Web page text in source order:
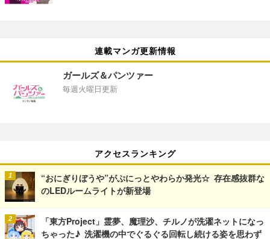
連載マンガ更新情報
ガールズ＆パンツァー
毎週火曜日更新
アクセスランキング
“おにぎりぼうや”がぷにっとやわらか発光☆ 存在感抜群な
のLEDルームライトが新登場
「東方Project」霊夢、魔理沙、チルノが洗濯ネットになっ
ちゃった♪ 洗濯機の中でぐるぐる回転し続ける姿を思わず